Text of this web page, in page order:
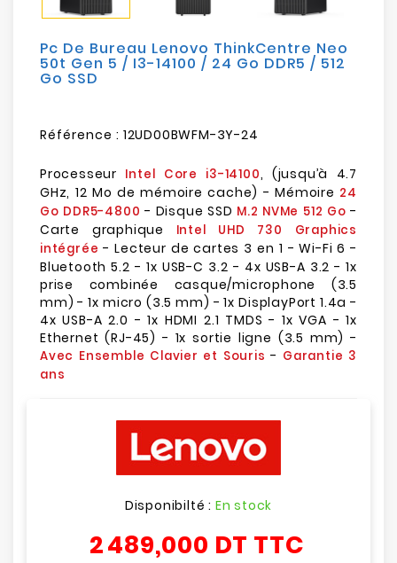
Loisirs
Pc De Bureau Lenovo ThinkCentre Neo
50t Gen 5 / I3-14100 / 24 Go DDR5 / 512
Go SSD
Référence : 12UD00BWFM-3Y-24
Processeur Intel Core i3-14100, (jusqu’à 4.7
GHz, 12 Mo de mémoire cache) - Mémoire 24
Go DDR5-4800 - Disque SSD M.2 NVMe 512 Go -
Carte graphique Intel UHD 730 Graphics
intégrée - Lecteur de cartes 3 en 1 - Wi-Fi 6 -
Bluetooth 5.2 - 1x USB-C 3.2 - 4x USB-A 3.2 - 1x
prise combinée casque/microphone (3.5
mm) - 1x micro (3.5 mm) - 1x DisplayPort 1.4a -
4x USB-A 2.0 - 1x HDMI 2.1 TMDS - 1x VGA - 1x
Ethernet (RJ-45) - 1x sortie ligne (3.5 mm) -
Avec Ensemble Clavier et Souris - Garantie 3
ans
Disponibilté : En stock
2 489,000 DT TTC